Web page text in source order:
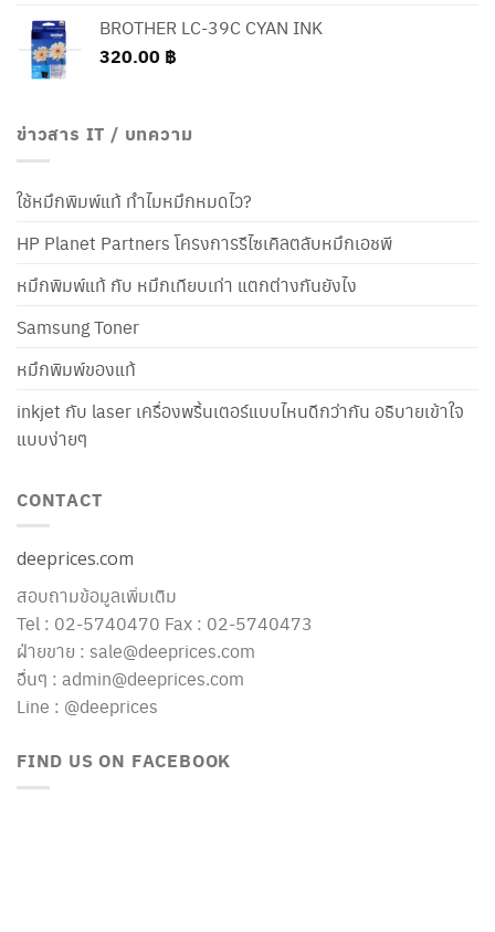
BROTHER LC-39C CYAN INK
320.00 ฿
ข่าวสาร IT / บทความ
ใช้หมึกพิมพ์แท้ ทำไมหมึกหมดไว?
HP Planet Partners โครงการรีไซเคิลตลับหมึกเอชพี
หมึกพิมพ์แท้ กับ หมึกเทียบเท่า แตกต่างกันยังไง
Samsung Toner
หมึกพิมพ์ของแท้
inkjet กับ laser เครื่องพริ้นเตอร์แบบไหนดีกว่ากัน อธิบายเข้าใจ
แบบง่ายๆ
CONTACT
deeprices.com
สอบถามข้อมูลเพิ่มเติม
Tel : 02-5740470 Fax : 02-5740473
ฝ่ายขาย : sale@deeprices.com
อื่นๆ : admin@deeprices.com
Line : @deeprices
FIND US ON FACEBOOK